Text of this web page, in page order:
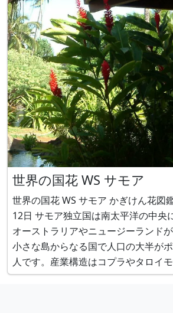
世界の国花 WS サモア
世界の国花 WS サモア かぎけん花図
12日 サモア独立国は南太平洋の中央に位置し遥か西方に
オーストラリアやニュージーランド
小さな島からなる国で人口の大半が
人です。産業構造はコプラやタロイ
岸漁業、米国やニュージーランドへ